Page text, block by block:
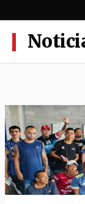
al
contenido